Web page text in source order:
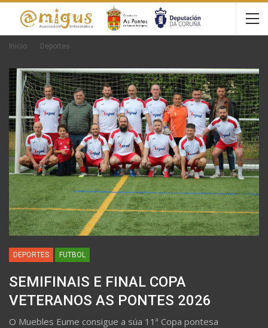
Inicio Deportes
DEPORTES FUTBOL
SEMIFINAIS E FINAL COPA
VETERANOS AS PONTES 2026
O Muebles Eume consigue a súa 11ª Copa pontesa